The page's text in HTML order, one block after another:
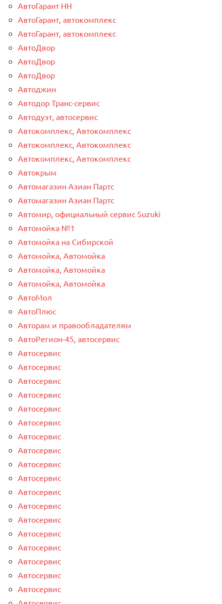
АвтоГарант НН
АвтоГарант, автокомплекс
АвтоГарант, автокомплекс
АвтоДвор
АвтоДвор
АвтоДвор
Автоджин
Автодор Транс-сервис
Автодуэт, автосервис
Автокомплекс, Автокомплекс
Автокомплекс, Автокомплекс
Автокомплекс, Автокомплекс
Автокрым
Автомагазин Азиан Партс
Автомагазин Азиан Партс
Автомир, официальный сервис Suzuki
Автомойка №1
Автомойка на Сибирской
Автомойка, Автомойка
Автомойка, Автомойка
Автомойка, Автомойка
АвтоМол
АвтоПлюс
Авторам и правообладателям
АвтоРегион-45, автосервис
Автосервис
Автосервис
Автосервис
Автосервис
Автосервис
Автосервис
Автосервис
Автосервис
Автосервис
Автосервис
Автосервис
Автосервис
Автосервис
Автосервис
Автосервис
Автосервис
Автосервис
Автосервис